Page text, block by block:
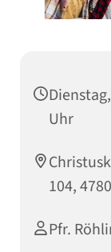
Uhr
104,
Pfr.